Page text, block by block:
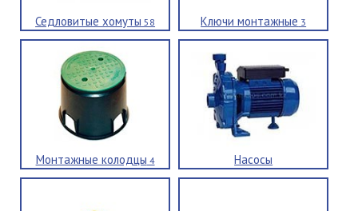
Седловитые хомуты 58 Ключи монтажные 3
Монтажные колодцы 4 Насосы